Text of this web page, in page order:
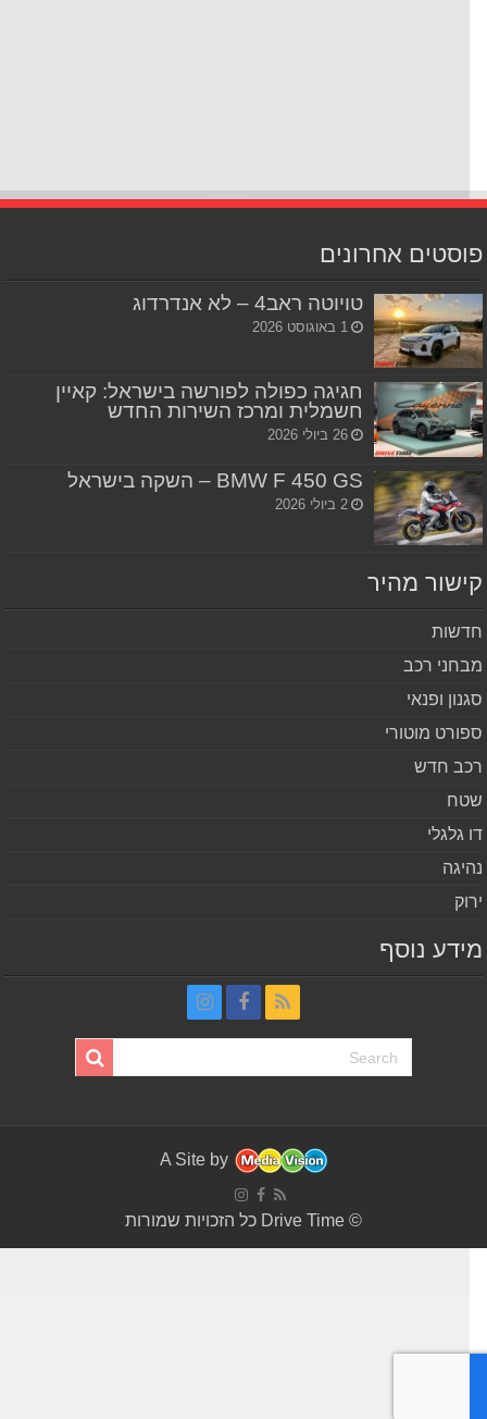
אחרונים
טויוטה ראב4 – לא אנדרדוג
1 באוגוסט 2026
חגיגה כפולה לפורשה בישראל: קאיין
חשמלית ומרכז השירות החדש
26 ביולי 2026
BMW F 450 GS – השקה בישראל
2 ביולי 2026
מהיר
רכב
ופנאי
מוטורי
חדש
גלגלי
נוסף
A Site by